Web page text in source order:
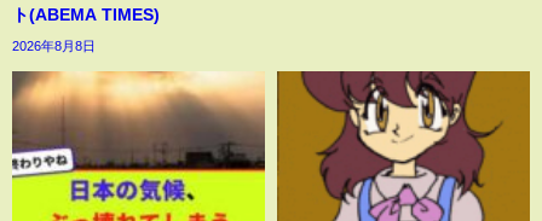
ト(ABEMA TIMES)
2026年8月8日